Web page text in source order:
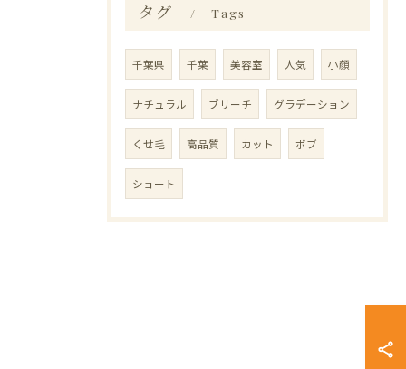
タグ Tags
千葉県 千葉 美容室 人気 小顔
ナチュラル ブリーチ グラデーション
くせ毛 高品質 カット ボブ
ショート